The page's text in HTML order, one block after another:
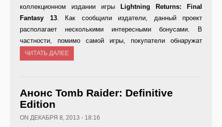
коллекционном издании игры
Lightning Returns: Final
Fantasy 13. Как сообщили издатели, данный проект
располагает несколькими интересными бонусами. В
частности, помимо самой игры, покупатели обнаружат
ЧИТАТЬ ДАЛЕЕ
Анонс Tomb Raider: Definitive
Edition
ON ДЕКАБРЯ 8, 2013 - 18:16